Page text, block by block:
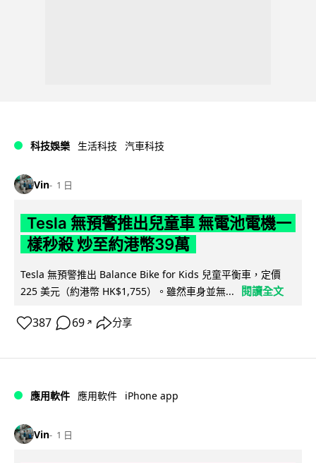
科技娛樂 生活科技 汽車科技
Vin 1 日
Tesla 無預警推出兒童車 無電池電機一
樣秒殺 炒至約港幣39萬
Tesla 無預警推出 Balance Bike for Kids 兒童平衡車，定價
225 美元（約港幣 HK$1,755）。雖然車身並無...
閱讀全文
387 69 ↗ 分享
應用軟件 應用軟件 iPhone app
Vin 1 日